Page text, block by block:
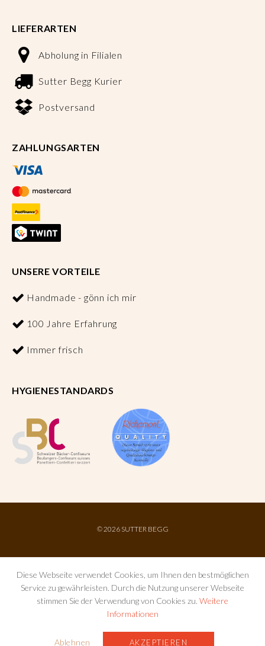
LIEFERARTEN
Abholung in Filialen
Sutter Begg Kurier
Postversand
ZAHLUNGSARTEN
UNSERE VORTEILE
Handmade - gönn ich mir
100 Jahre Erfahrung
Immer frisch
HYGIENESTANDARDS
© 2026 SUTTER BEGG
Diese Webseite verwendet Cookies, um Ihnen den bestmöglichen
Service zu gewährleisten. Durch die Nutzung unserer Webseite
stimmen Sie der Verwendung von Cookies zu. Weitere
Informationen
Ablehnen AKZEPTIEREN